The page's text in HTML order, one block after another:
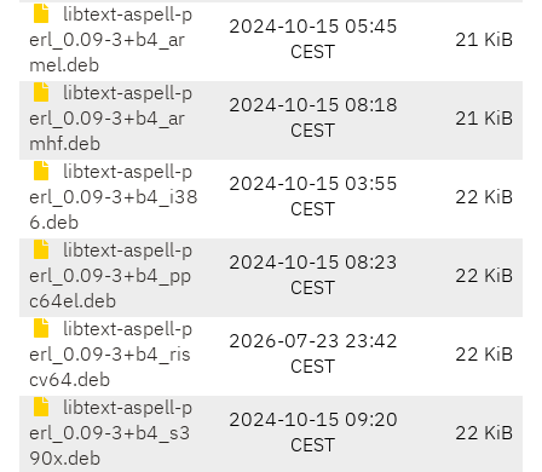
libtext-aspell-p
erl_0.09-3+b4_ar
mel.deb
2024-10-15 05:45
CEST
21 KiB
libtext-aspell-p
erl_0.09-3+b4_ar
mhf.deb
2024-10-15 08:18
CEST
21 KiB
libtext-aspell-p
erl_0.09-3+b4_i38
6.deb
2024-10-15 03:55
CEST
22 KiB
libtext-aspell-p
erl_0.09-3+b4_pp
c64el.deb
2024-10-15 08:23
CEST
22 KiB
libtext-aspell-p
erl_0.09-3+b4_ris
cv64.deb
2026-07-23 23:42
CEST
22 KiB
libtext-aspell-p
erl_0.09-3+b4_s3
90x.deb
2024-10-15 09:20
CEST
22 KiB